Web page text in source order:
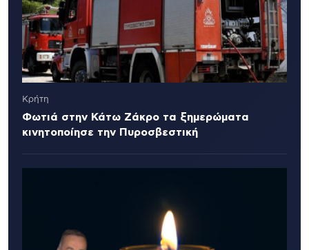
Κρήτη
Φωτιά στην Κάτω Ζάκρο τα ξημερώματα
κινητοποίησε την Πυροσβεστική